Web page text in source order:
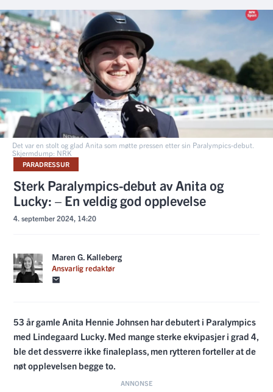
Det var en stolt og glad Anita som møtte pressen etter sin Paralympics-debut.
Skjermdump: NRK
PARADRESSUR
Sterk Paralympics-debut av Anita og
Lucky: – En veldig god opplevelse
4. september 2024, 14:20
Maren G. Kalleberg
Ansvarlig redaktør
53 år gamle Anita Hennie Johnsen har debutert i Paralympics
med Lindegaard Lucky. Med mange sterke ekvipasjer i grad 4,
ble det dessverre ikke finaleplass, men rytteren forteller at de
nøt opplevelsen begge to.